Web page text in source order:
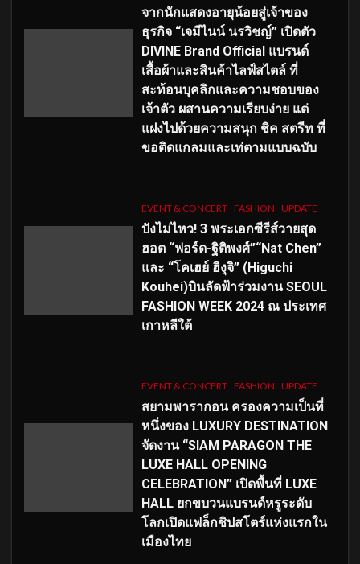
จากนักแสดงอายุน้อยสู่เจ้าของ
ธุรกิจ “เจมีไนน์ นรวิชญ์” เปิดตัว
DIVINE Brand Official แบรนด์
เสื้อผ้าและสินค้าไลฟ์สไตล์ ที่
สะท้อนบุคลิกและความชอบของ
เจ้าตัว ผสานความเรียบง่าย แต่
แฝงไปด้วยความสนุก ชิค สตรีท ที่
ขอติดแกลมและเท่ตามแบบฉบับ
EVENT & CONCERT FASHION UPDATE
ปังไม่ไหว! 3 พระเอกซีรีส์วายสุด
ฮอต “ฟอร์ด-ฐิติพงศ์”“Nat Chen”
และ “โคเฮย์ ฮิงุจิ” (Higuchi
Kouhei)บินลัดฟ้าร่วมงาน SEOUL
FASHION WEEK 2024 ณ ประเทศ
เกาหลีใต้
EVENT & CONCERT FASHION UPDATE
สยามพารากอน ครองความเป็นที่
หนึ่งของ LUXURY DESTINATION
จัดงาน “SIAM PARAGON THE
LUXE HALL OPENING
CELEBRATION” เปิดพื้นที่ LUXE
HALL ยกขบวนแบรนด์หรูระดับ
โลกเปิดแฟล็กชิปสโตร์แห่งแรกใน
เมืองไทย